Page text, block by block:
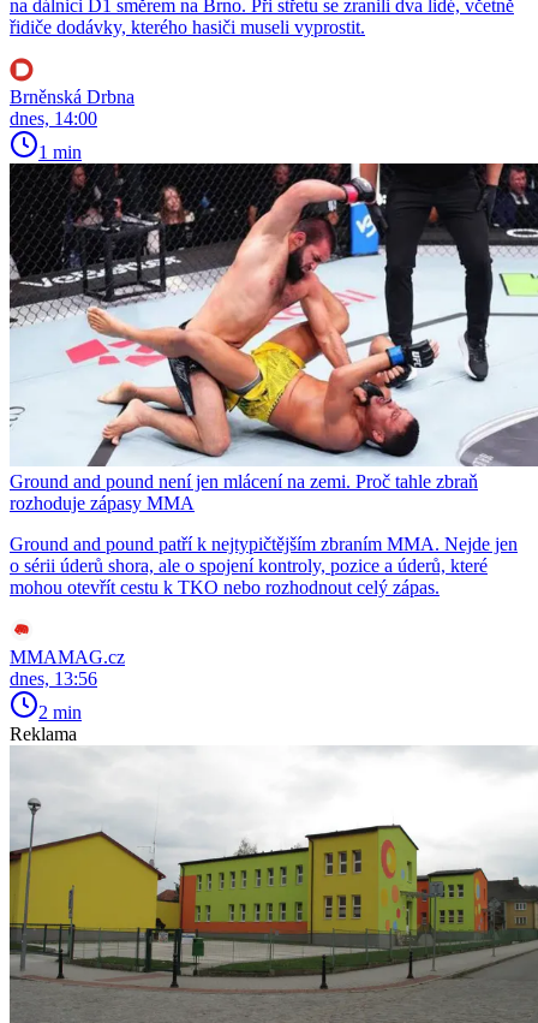
na dálnici D1 směrem na Brno. Při střetu se zranili dva lidé, včetně
řidiče dodávky, kterého hasiči museli vyprostit.
Brněnská Drbna
dnes, 14:00
1 min
Ground and pound není jen mlácení na zemi. Proč tahle zbraň
rozhoduje zápasy MMA
Ground and pound patří k nejtypičtějším zbraním MMA. Nejde jen
o sérii úderů shora, ale o spojení kontroly, pozice a úderů, které
mohou otevřít cestu k TKO nebo rozhodnout celý zápas.
MMAMAG.cz
dnes, 13:56
2 min
Reklama